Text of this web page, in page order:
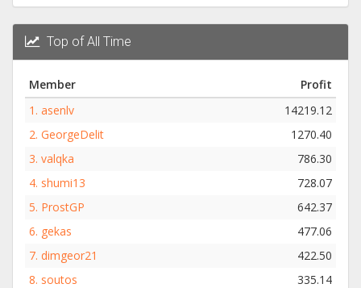
Top of All Time
Member
Profit
1. asenlv
14219.12
2. GeorgeDelit
1270.40
3. valqka
786.30
4. shumi13
728.07
5. ProstGP
642.37
6. gekas
477.06
7. dimgeor21
422.50
8. soutos
335.14